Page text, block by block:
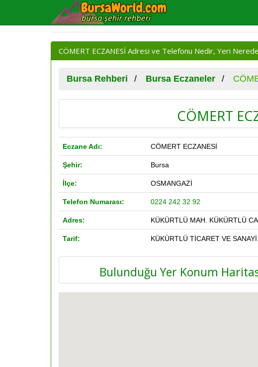
CÖMERT ECZANESİ Adresi ve Telefonu Nedir, Yeri
Bursa Rehberi Bursa Eczaneler
CÖMERT
Eczane Adı: CÖMERT ECZANESİ
Şehir: Bursa
İlçe: OSMANGAZİ
Telefon Numarası: 0224 242 32 92
Adres: KÜKÜRTLÜ MAH. KÜKÜRTLÜ
Tarif: KÜKÜRTLÜ TİCARET VE
Bulunduğu Yer Konum